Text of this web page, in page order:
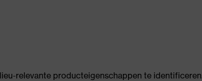
relevante producteigenschappen te